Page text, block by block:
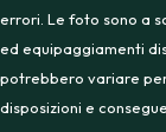
errori. Le foto sono a
ed equipaggiamenti
potrebbero variare
disposizioni e